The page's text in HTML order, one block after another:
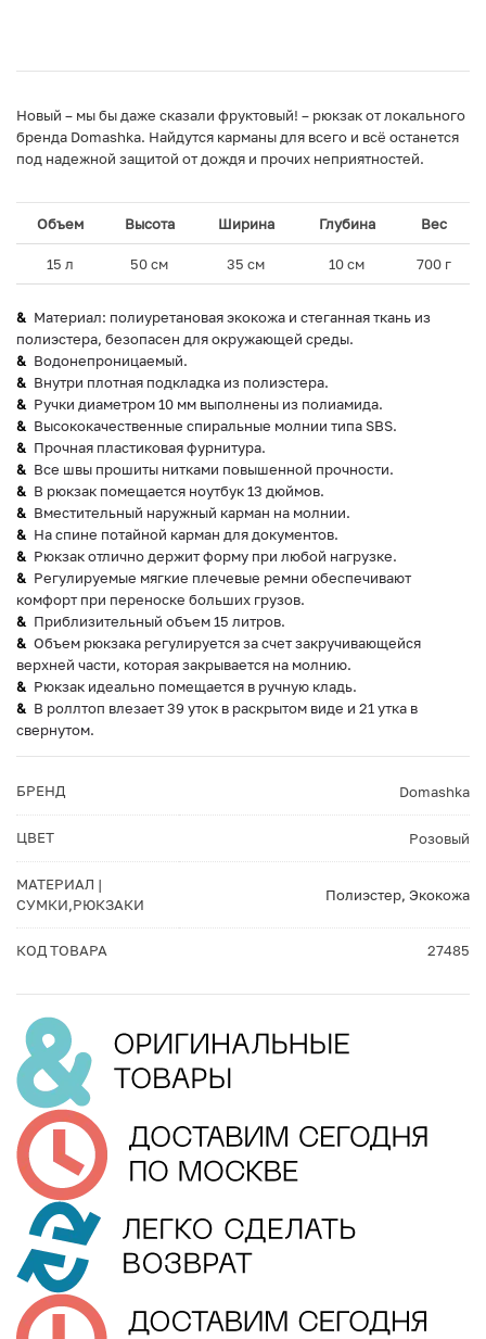
Новый – мы бы даже сказали фруктовый! – рюкзак от локального
бренда Domashka. Найдутся карманы для всего и всё останется
под надежной защитой от дождя и прочих неприятностей.
Объем Высота Ширина Глубина Вес
15 л 50 см 35 см 10 см 700 г
Материал: полиуретановая экокожа и стеганная ткань из
полиэстера, безопасен для окружающей среды.
Водонепроницаемый.
Внутри плотная подкладка из полиэстера.
Ручки диаметром 10 мм выполнены из полиамида.
Высококачественные спиральные молнии типа SBS.
Прочная пластиковая фурнитура.
Все швы прошиты нитками повышенной прочности.
В рюкзак помещается ноутбук 13 дюймов.
Вместительный наружный карман на молнии.
На спине потайной карман для документов.
Рюкзак отлично держит форму при любой нагрузке.
Регулируемые мягкие плечевые ремни обеспечивают
комфорт при переноске больших грузов.
Приблизительный объем 15 литров.
Объем рюкзака регулируется за счет закручивающейся
верхней части, которая закрывается на молнию.
Рюкзак идеально помещается в ручную кладь.
В роллтоп влезает 39 уток в раскрытом виде и 21 утка в
свернутом.
БРЕНД Domashka
ЦВЕТ Розовый
МАТЕРИАЛ |
СУМКИ,РЮКЗАКИ
Полиэстер, Экокожа
КОД ТОВАРА 27485